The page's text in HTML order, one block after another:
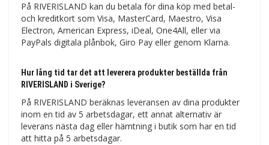
På RIVERISLAND kan du betala för dina köp med betal-
och kreditkort som Visa, MasterCard, Maestro, Visa
Electron, American Express, iDeal, One4All, eller via
PayPals digitala plånbok, Giro Pay eller genom Klarna.
Hur lång tid tar det att leverera produkter beställda från
RIVERISLAND i Sverige?
På RIVERISLAND beräknas leveransen av dina produkter
inom en tid av 5 arbetsdagar, ett annat alternativ är
leverans nästa dag eller hämtning i butik som har en tid
att hitta på 5 arbetsdagar.